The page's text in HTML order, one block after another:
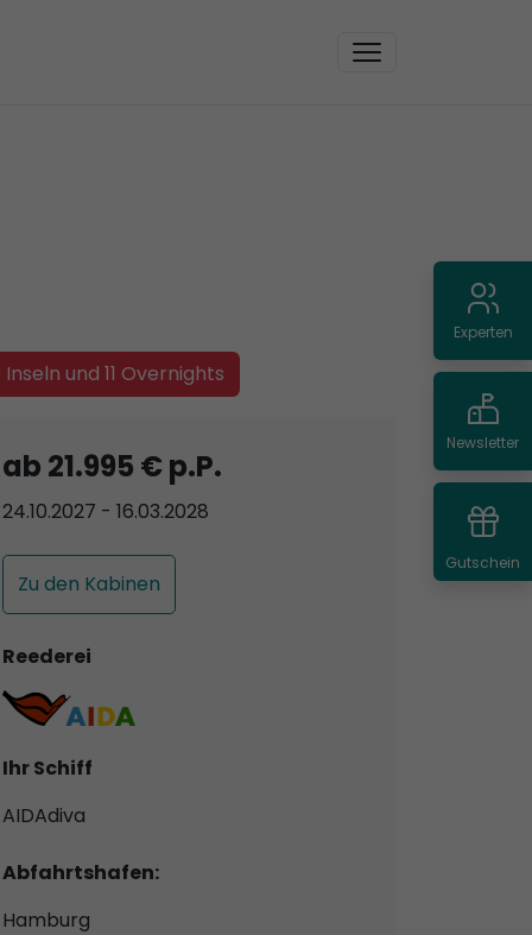
und 11 Overnights
ab 21.995 € p.P.
24.10.2027 - 16.03.2028
Zu den Kabinen
Reederei
Ihr Schiff
AIDAdiva
Abfahrtshafen:
Hamburg
Experten
Newsletter
Gutschein